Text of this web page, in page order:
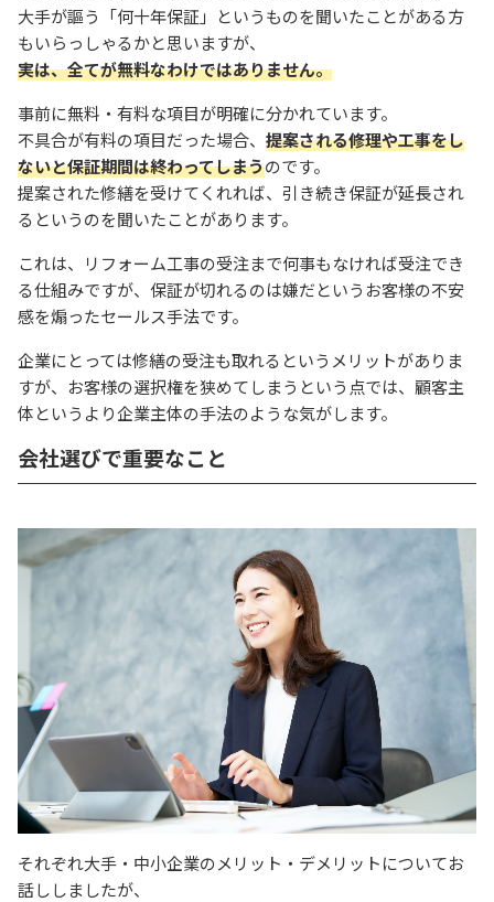
大手が謳う「何十年保証」というものを聞いたことがある方
もいらっしゃるかと思いますが、
実は、全てが無料なわけではありません。
事前に無料・有料な項目が明確に分かれています。
不具合が有料の項目だった場合、 提案される修理や工事をし
ないと保証期間は終わってしまうのです。
提案された修繕を受けてくれれば、引き続き保証が延長され
るというのを聞いたことがあります。
これは、リフォーム工事の受注まで何事もなければ受注でき
る仕組みですが、保証が切れるのは嫌だというお客様の不安
感を煽ったセールス手法です。
企業にとっては修繕の受注も取れるというメリットがありま
すが、お客様の選択権を狭めてしまうという点では、顧客主
体というより企業主体の手法のような気がします。
会社選びで重要なこと
それぞれ大手・中小企業のメリット・デメリットについてお
話ししましたが、